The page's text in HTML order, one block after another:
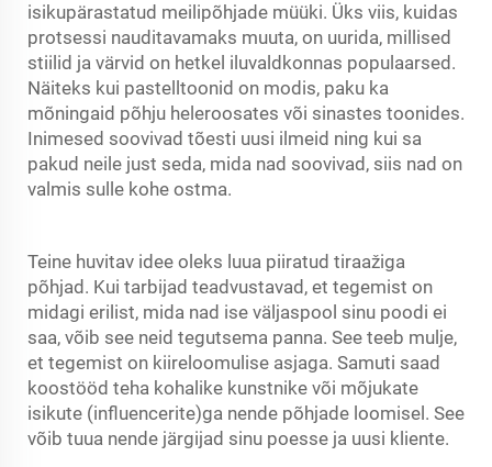
isikupärastatud meilipõhjade müüki. Üks viis, kuidas
protsessi nauditavamaks muuta, on uurida, millised
stiilid ja värvid on hetkel iluvaldkonnas populaarsed.
Näiteks kui pastelltoonid on modis, paku ka
mõningaid põhju heleroosates või sinastes toonides.
Inimesed soovivad tõesti uusi ilmeid ning kui sa
pakud neile just seda, mida nad soovivad, siis nad on
valmis sulle kohe ostma.
Teine huvitav idee oleks luua piiratud tiraažiga
põhjad. Kui tarbijad teadvustavad, et tegemist on
midagi erilist, mida nad ise väljaspool sinu poodi ei
saa, võib see neid tegutsema panna. See teeb mulje,
et tegemist on kiireloomulise asjaga. Samuti saad
koostööd teha kohalike kunstnike või mõjukate
isikute (influencerite)ga nende põhjade loomisel. See
võib tuua nende järgijad sinu poesse ja uusi kliente.